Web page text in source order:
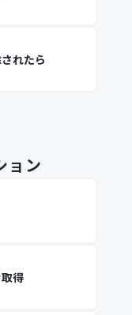
れたら
ョン
得